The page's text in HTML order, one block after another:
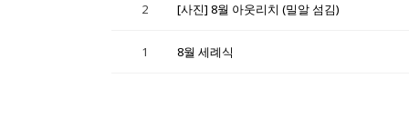
2 [사진] 8월 아웃리치 (밀알 섬김)
1 8월 세례식